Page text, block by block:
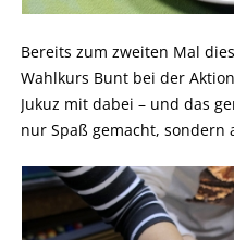
Bereits zum zweiten Mal
Wahlkurs Bunt bei der
Jukuz mit dabei – und das
nur Spaß gemacht, sondern